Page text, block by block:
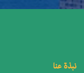
نبذة عنا